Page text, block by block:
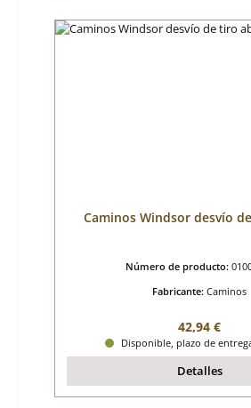
Caminos Windsor desvío
Número de producto:
Fabricante: Caminos
Precio
42,94 €
Disponible, plazo de
Detalles